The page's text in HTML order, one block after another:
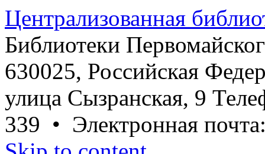
Централизованная
Библиотеки
630025, Российская
улица Сызранская, 9
339 • Электронная